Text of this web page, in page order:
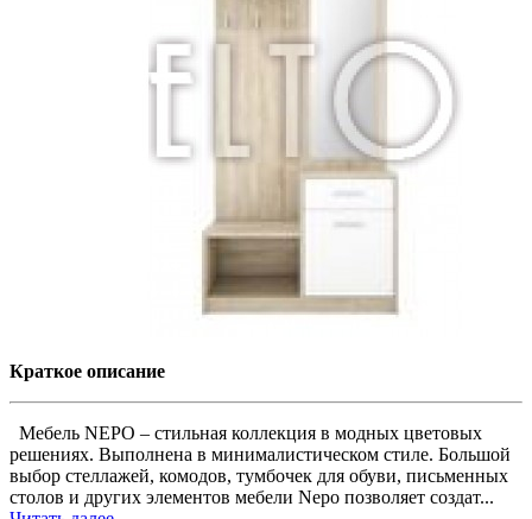
Краткое описание
Мебель NEPO – стильная коллекция в модных цветовых
решениях. Выполнена в минималистическом стиле. Большой
выбор стеллажей, комодов, тумбочек для обуви, письменных
столов и других элементов мебели Nepo позволяет создат...